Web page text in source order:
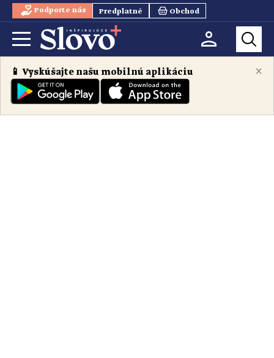
Podporte nás Predplatné Obchod
×
📱 Vyskúšajte našu mobilnú aplikáciu